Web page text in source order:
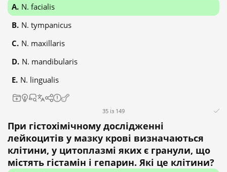
N. facialis
N. tympanicus
N. maxillaris
N. mandibularis
N. lingualis
35 із 149
При гістохімічному дослідженні
лейкоцитів у мазку крові визначаються
клітини, у цитоплазмі яких є гранули, що
містять гістамін і гепарин. Які це клітини?